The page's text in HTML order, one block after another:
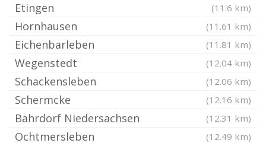
Etingen (11.6 km)
Hornhausen (11.61 km)
Eichenbarleben (11.81 km)
Wegenstedt (12.04 km)
Schackensleben (12.06 km)
Schermcke (12.16 km)
Bahrdorf Niedersachsen (12.31 km)
Ochtmersleben (12.49 km)